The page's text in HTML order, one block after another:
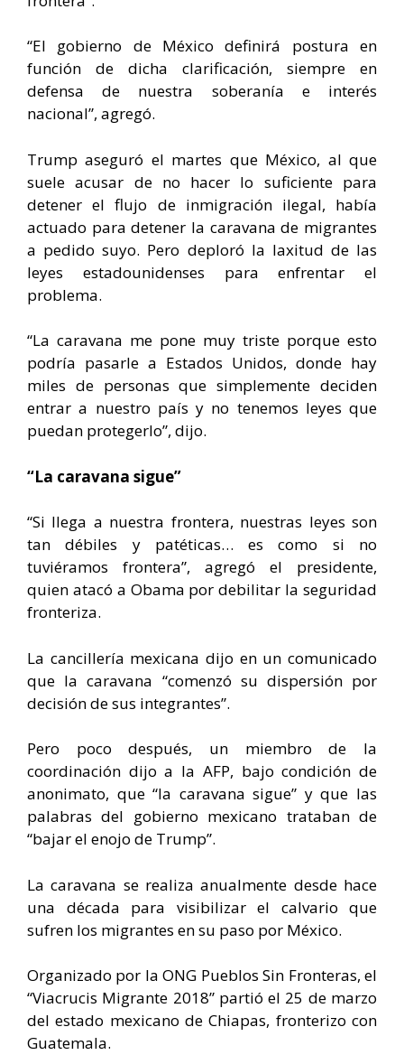
“El gobierno de México definirá postura en
función de dicha clarificación, siempre en
defensa de nuestra soberanía e interés
nacional”, agregó.
Trump aseguró el martes que México, al que
suele acusar de no hacer lo suficiente para
detener el flujo de inmigración ilegal, había
actuado para detener la caravana de migrantes
a pedido suyo. Pero deploró la laxitud de las
leyes estadounidenses para enfrentar el
problema.
“La caravana me pone muy triste porque esto
podría pasarle a Estados Unidos, donde hay
miles de personas que simplemente deciden
entrar a nuestro país y no tenemos leyes que
puedan protegerlo”, dijo.
“La caravana sigue”
“Si llega a nuestra frontera, nuestras leyes son
tan débiles y patéticas… es como si no
tuviéramos frontera”, agregó el presidente,
quien atacó a Obama por debilitar la seguridad
fronteriza.
La cancillería mexicana dijo en un comunicado
que la caravana “comenzó su dispersión por
decisión de sus integrantes”.
Pero poco después, un miembro de la
coordinación dijo a la AFP, bajo condición de
anonimato, que “la caravana sigue” y que las
palabras del gobierno mexicano trataban de
“bajar el enojo de Trump”.
La caravana se realiza anualmente desde hace
una década para visibilizar el calvario que
sufren los migrantes en su paso por México.
Organizado por la ONG Pueblos Sin Fronteras, el
“Viacrucis Migrante 2018” partió el 25 de marzo
del estado mexicano de Chiapas, fronterizo con
Guatemala.